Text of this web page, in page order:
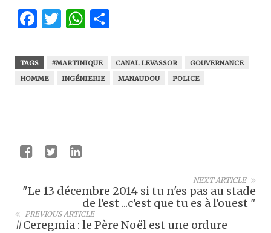
Facebook
Twitter
WhatsApp
TAGS #MARTINIQUE CANAL LEVASSOR
GOUVERNANCE
HOMME
INGÉNIERIE MANAUDOU POLICE
NEXT ARTICLE
"Le 13 décembre 2014 si tu n'es pas au stade
de l'est ...c'est que tu es à l'ouest "
PREVIOUS ARTICLE
#Ceregmia : le Père Noël est une ordure